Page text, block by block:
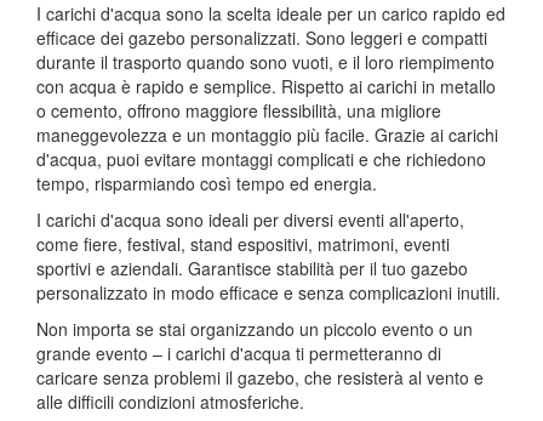
I carichi d'acqua sono la scelta ideale per un carico rapido ed
efficace dei gazebo personalizzati. Sono leggeri e compatti
durante il trasporto quando sono vuoti, e il loro riempimento
con acqua è rapido e semplice. Rispetto ai carichi in metallo
o cemento, offrono maggiore flessibilità, una migliore
maneggevolezza e un montaggio più facile. Grazie ai carichi
d'acqua, puoi evitare montaggi complicati e che richiedono
tempo, risparmiando così tempo ed energia.
I carichi d'acqua sono ideali per diversi eventi all'aperto,
come fiere, festival, stand espositivi, matrimoni, eventi
sportivi e aziendali. Garantisce stabilità per il tuo gazebo
personalizzato in modo efficace e senza complicazioni inutili.
Non importa se stai organizzando un piccolo evento o un
grande evento – i carichi d'acqua ti permetteranno di
caricare senza problemi il gazebo, che resisterà al vento e
alle difficili condizioni atmosferiche.